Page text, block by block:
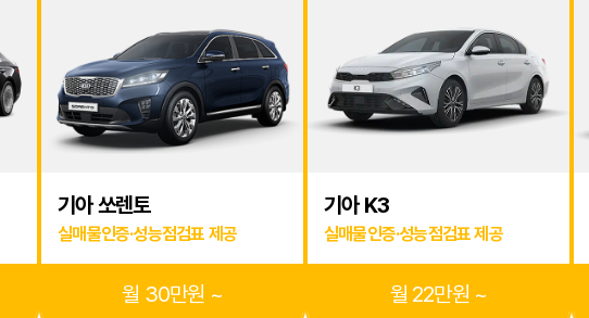
2026.08.01
2026.07.31
상담중
2026.07.31
상담중
기아 쏘렌토
실매물인증·성능점검표 제공
월 30만원 ~
기아 K3
실매물인증·성능점검표 제공
월 22만원 ~